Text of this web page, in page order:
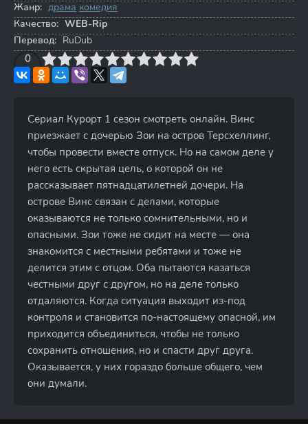
Жанр: драма комедия
Качество: WEB-Rip
Перевод: RuDub
0
4 6 7 8 9 10
Сериал Курорт 1 сезон смотреть онлайн. Винс
приезжает с дочерью Зои на остров Терсхеллинг,
чтобы провести вместе отпуск. Но на самом деле у
него есть скрытая цель, о которой он не
рассказывает пятнадцатилетней дочери. На
острове Винс связан с делами, которые
оказываются не только сомнительными, но и
опасными. Зои тоже не сидит на месте — она
знакомится с местными ребятами и тоже не
делится этим с отцом. Оба пытаются казаться
честными друг с другом, но на деле только
отдаляются. Когда ситуация выходит из-под
контроля и становится по-настоящему опасной, им
приходится объединиться, чтобы не только
сохранить отношения, но и спасти друг друга.
Оказывается, у них гораздо больше общего, чем
они думали.